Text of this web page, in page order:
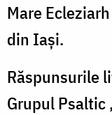
Mare
din Iași.
Răspunsurile
Grupul Psaltic